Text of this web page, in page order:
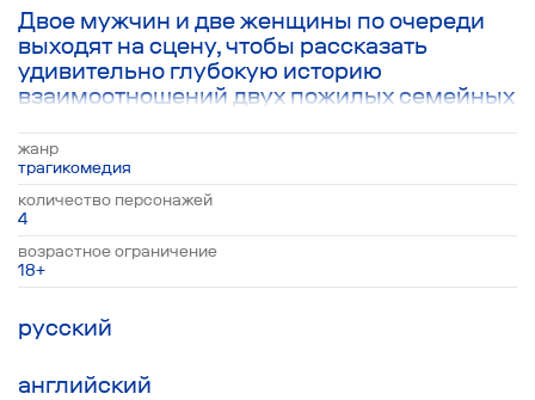
Двое мужчин и две женщины по очереди
выходят на сцену, чтобы рассказать
удивительно глубокую историю
взаимоотношений двух пожилых семейных
Эта пьеса, состоящая из трогательных
эпизодов частной жизни двух супружеских
пар, наполненная теплотой и чувством
благодарности, в итоге оказывается
притчей об иллюзорности супружеской
жизни и отсутствии какого-либо
постоянства в окружающем нас мире.
Несмотря на комедийную составляющую в
пьесе присутствует грустная интонация и
трагический финал.
жанр
трагикомедия
количество персонажей
4
возрастное ограничение
18+
русский
английский